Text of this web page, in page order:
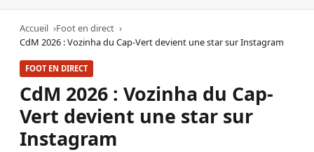
Accueil
Foot en direct
CdM 2026 : Vozinha du Cap-Vert devient une star sur Instagram
FOOT EN DIRECT
CdM 2026 : Vozinha du Cap-
Vert devient une star sur
Instagram